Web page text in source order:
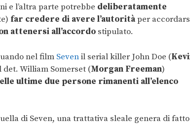
e l’altra parte potrebbe deliberatamente
far credere di avere l’autoritàper
attenersi all’accordo stipulato.
nel film Sevenil serial killer John Doe (
det. William Somerset (Morgan Freeman)
ultime due persone rimanenti all’elenco
di Seven, una trattativa sleale genera di fatto